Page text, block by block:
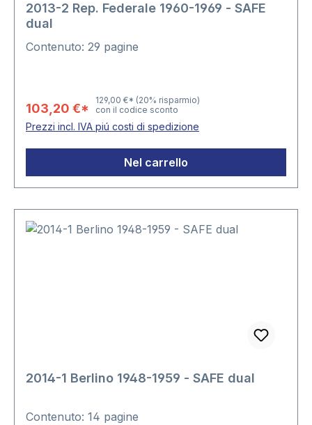
2013-2 Rep. Federale 1960-1969 - SAFE
dual
Contenuto: 29 pagine
103,20 €*
129,00 €* (20% risparmio)
con il codice sconto
Prezzi incl. IVA piú costi di spedizione
Nel carrello
2014-1 Berlino 1948-1959 - SAFE dual
Contenuto: 14 pagine